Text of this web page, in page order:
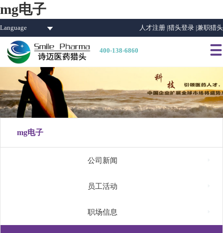
mg电子
Language 人才注册 |猎头登录 |兼职猎头
400-138-6860 
mg电子
公司新闻
员工活动
职场信息